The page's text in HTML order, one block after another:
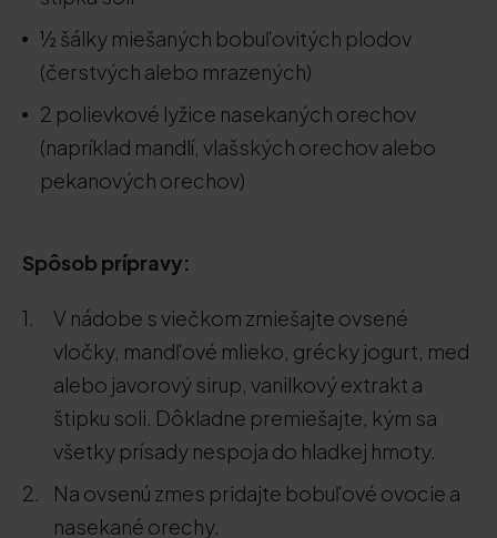
½ šálky miešaných bobuľovitých plodov
(čerstvých alebo mrazených)
2 polievkové lyžice nasekaných orechov
(napríklad mandlí, vlašských orechov alebo
pekanových orechov)
Spôsob prípravy:
V nádobe s viečkom zmiešajte ovsené
vločky, mandľové mlieko, grécky jogurt, med
alebo javorový sirup, vanilkový extrakt a
štipku soli. Dôkladne premiešajte, kým sa
všetky prísady nespoja do hladkej hmoty.
Na ovsenú zmes pridajte bobuľové ovocie a
nasekané orechy.